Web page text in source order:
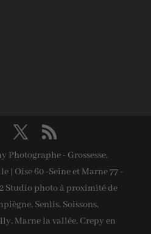
Photographe - Grossesse,
| Oise 60 -Seine et Marne 77 -
Studio photo à proximité de
Senlis, Soissons,
Marne la vallée, Crepy en